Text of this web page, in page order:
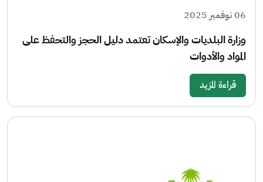
06 نوفمبر 2025
وزارة البلديات والإسكان تعتمد دليل الحجز والتحفظ على
المواد والأدوات
قراءة المزيد